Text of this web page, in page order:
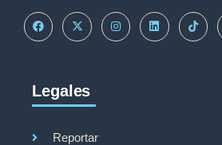
Legales
Reportar